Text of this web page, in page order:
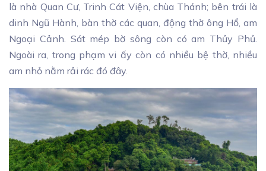
là nhà Quan Cư, Trinh Cát Viện, chùa Thánh; bên trái là
dinh Ngũ Hành, bàn thờ các quan, động thờ ông Hổ, am
Ngoại Cảnh. Sát mép bờ sông còn có am Thủy Phủ.
Ngoài ra, trong phạm vi ấy còn có nhiều bệ thờ, nhiều
am nhỏ nằm rải rác đó đây.